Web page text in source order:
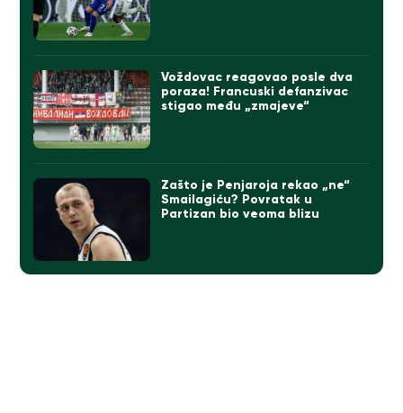
Voždovac reagovao posle dva
poraza! Francuski defanzivac
stigao među „zmajeve“
Zašto je Penjaroja rekao „ne“
Smailagiću? Povratak u
Partizan bio veoma blizu